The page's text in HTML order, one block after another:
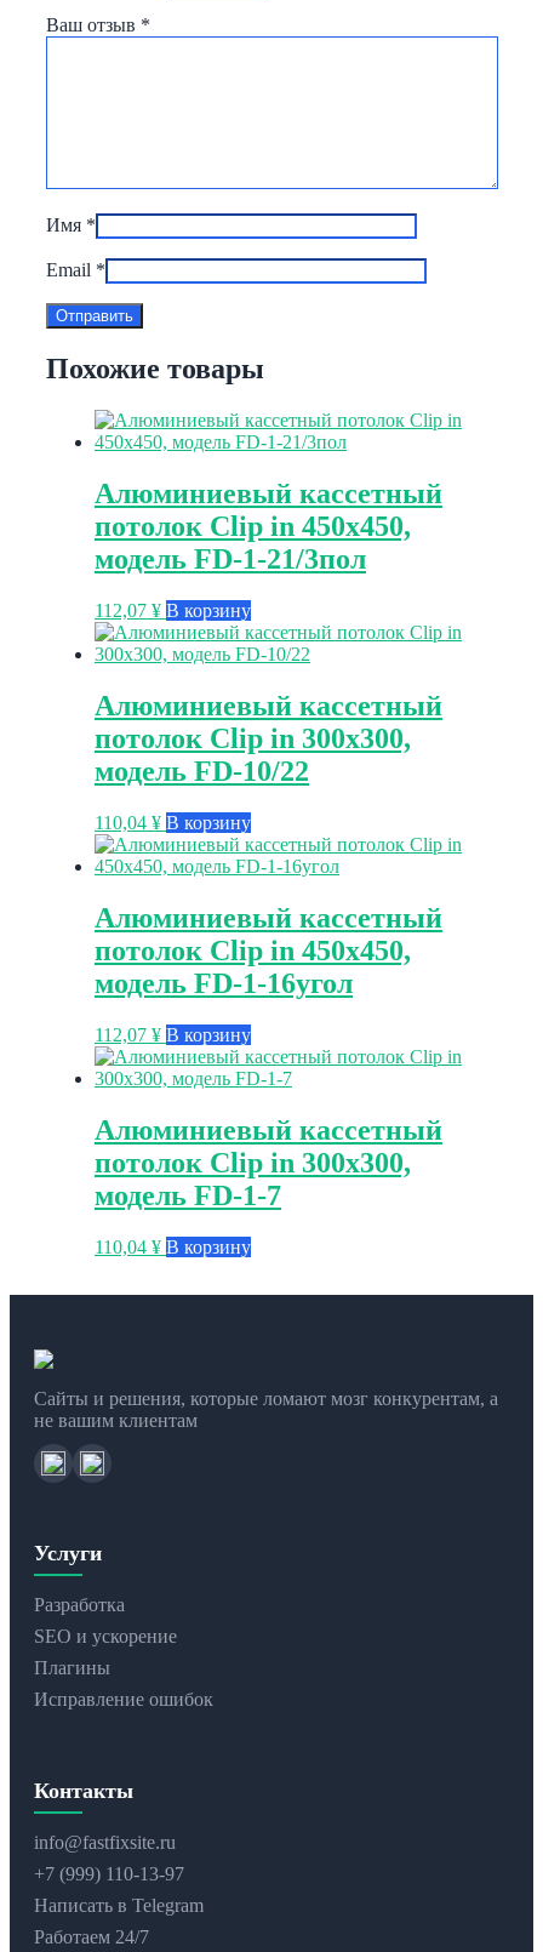
Ваш отзыв *
Имя *
Email *
Похожие товары
Алюминиевый кассетный
потолок Clip in 450х450,
модель FD-1-21/3пол
112,07 ¥ В корзину
Алюминиевый кассетный
потолок Clip in 300х300,
модель FD-10/22
110,04 ¥ В корзину
Алюминиевый кассетный
потолок Clip in 450х450,
модель FD-1-16угол
112,07 ¥ В корзину
Алюминиевый кассетный
потолок Clip in 300х300,
модель FD-1-7
110,04 ¥ В корзину
Сайты и решения, которые ломают мозг конкурентам, а
не вашим клиентам
Услуги
Разработка
SEO и ускорение
Плагины
Исправление ошибок
Контакты
info@fastfixsite.ru
+7 (999) 110-13-97
Написать в Telegram
Работаем 24/7